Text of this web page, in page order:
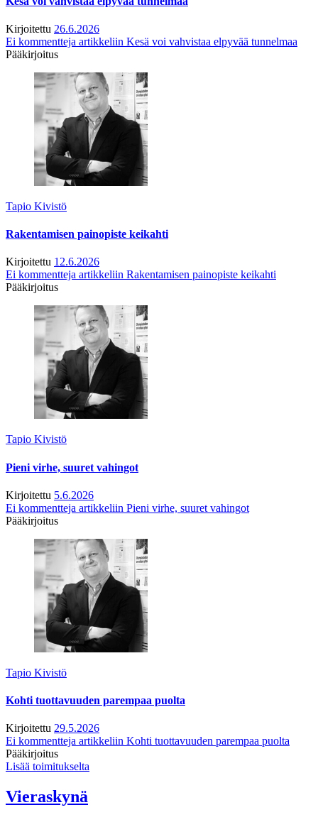
Kirjoitettu 26.6.2026
Ei kommentteja artikkeliin Kesä voi vahvistaa elpyvää tunnelmaa
Pääkirjoitus
Tapio Kivistö
Rakentamisen painopiste keikahti
Kirjoitettu 12.6.2026
Ei kommentteja artikkeliin Rakentamisen painopiste keikahti
Pääkirjoitus
Tapio Kivistö
Pieni virhe, suuret vahingot
Kirjoitettu 5.6.2026
Ei kommentteja artikkeliin Pieni virhe, suuret vahingot
Pääkirjoitus
Tapio Kivistö
Kohti tuottavuuden parempaa puolta
Kirjoitettu 29.5.2026
Ei kommentteja artikkeliin Kohti tuottavuuden parempaa puolta
Pääkirjoitus
Lisää toimitukselta
Vieraskynä